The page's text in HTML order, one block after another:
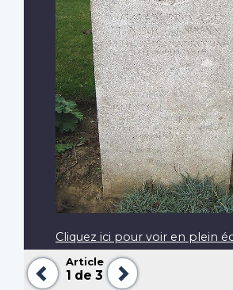
Précédent
Article
1 de 3
Suivant
Cliquez ici pour voir en plein